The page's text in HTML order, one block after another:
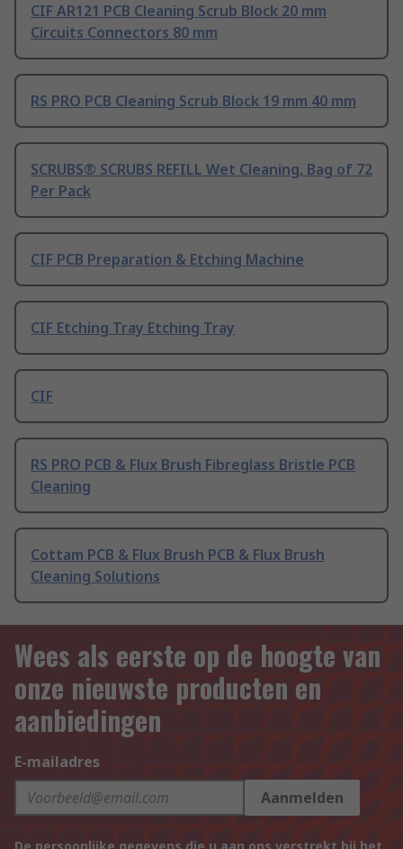
CIF AR121 PCB Cleaning Scrub Block 20 mm
Circuits Connectors 80 mm
RS PRO PCB Cleaning Scrub Block 19 mm 40 mm
SCRUBS® SCRUBS REFILL Wet Cleaning, Bag of 72
Per Pack
CIF PCB Preparation & Etching Machine
CIF Etching Tray Etching Tray
CIF
RS PRO PCB & Flux Brush Fibreglass Bristle PCB
Cleaning
Cottam PCB & Flux Brush PCB & Flux Brush
Cleaning Solutions
Wees als eerste op de hoogte van
onze nieuwste producten en
aanbiedingen
E-mailadres
Aanmelden